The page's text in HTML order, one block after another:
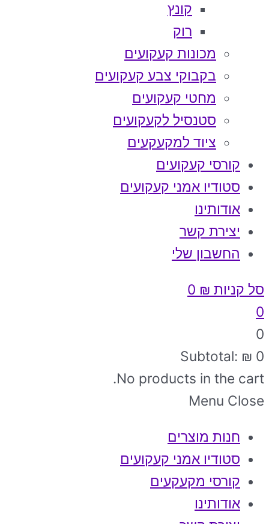
קונץ
רוק
מכונות קעקועים
בקבוקי צבע קעקועים
מחטי קעקועים
סטנסיל לקעקועים
ציוד למקעקעים
קורסי קעקועים
סטודיו אמני קעקועים
אודותינו
יצירת קשר
החשבון שלי
סל קניות ₪
0
0
Subtotal: ₪ 0
No products in the cart.
Menu Close
חנות מוצרים
סטודיו אמני קעקועים
קורסי מקעקעים
אודותינו